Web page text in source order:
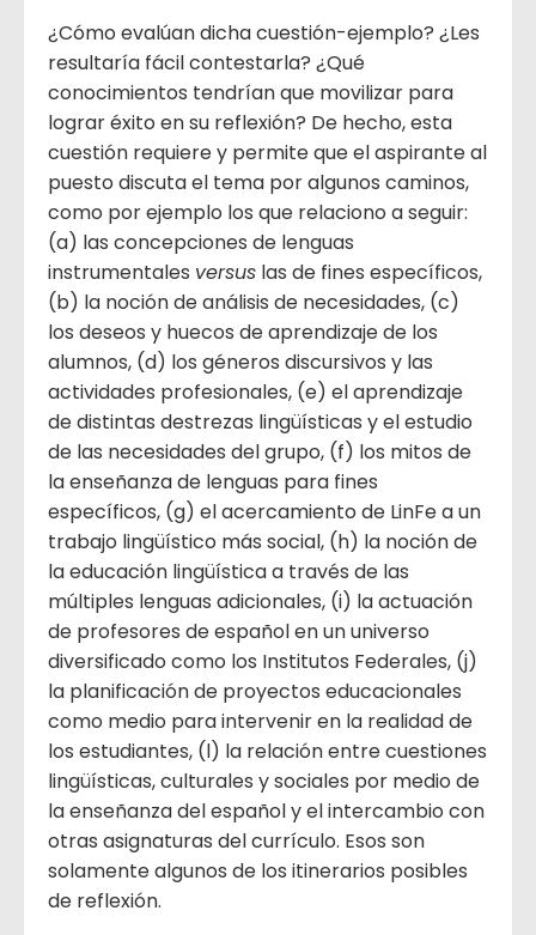
¿Cómo evalúan dicha cuestión-ejemplo? ¿Les
resultaría fácil contestarla? ¿Qué
conocimientos tendrían que movilizar para
lograr éxito en su reflexión? De hecho, esta
cuestión requiere y permite que el aspirante al
puesto discuta el tema por algunos caminos,
como por ejemplo los que relaciono a seguir:
(a) las concepciones de lenguas
instrumentales versus las de fines específicos,
(b) la noción de análisis de necesidades, (c)
los deseos y huecos de aprendizaje de los
alumnos, (d) los géneros discursivos y las
actividades profesionales, (e) el aprendizaje
de distintas destrezas lingüísticas y el estudio
de las necesidades del grupo, (f) los mitos de
la enseñanza de lenguas para fines
específicos, (g) el acercamiento de LinFe a un
trabajo lingüístico más social, (h) la noción de
la educación lingüística a través de las
múltiples lenguas adicionales, (i) la actuación
de profesores de español en un universo
diversificado como los Institutos Federales, (j)
la planificación de proyectos educacionales
como medio para intervenir en la realidad de
los estudiantes, (l) la relación entre cuestiones
lingüísticas, culturales y sociales por medio de
la enseñanza del español y el intercambio con
otras asignaturas del currículo. Esos son
solamente algunos de los itinerarios posibles
de reflexión.